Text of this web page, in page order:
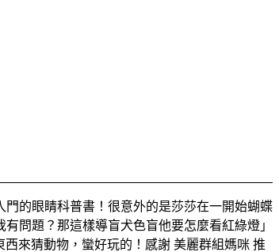
的眼睛科普書！很意外的是莎莎在一開始蝴蝶
問題？那這樣導盲犬色盲他要怎麼看紅綠燈」
來猜動物，蠻好玩的！感謝 美麗群組媽咪 推